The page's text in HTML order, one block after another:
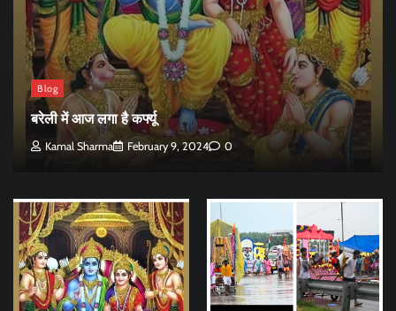
Blog
बरेली में आज लगा है कर्फ्यू
Kamal Sharma February 9, 2024 0